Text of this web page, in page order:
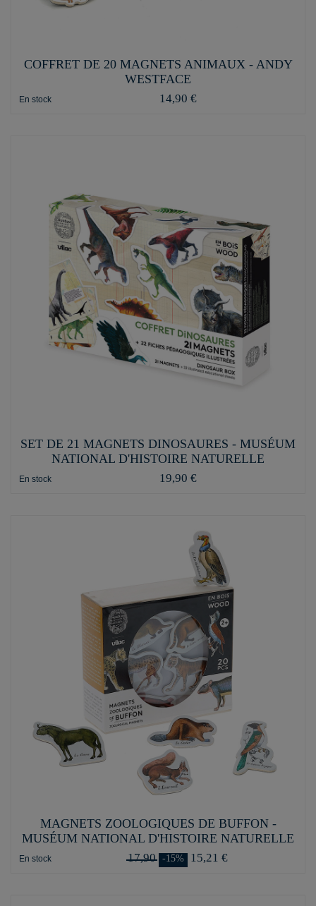
COFFRET DE 20 MAGNETS ANIMAUX - ANDY
WESTFACE
En stock 14,90 €
SET DE 21 MAGNETS DINOSAURES - MUSÉUM
NATIONAL D'HISTOIRE NATURELLE
En stock 19,90 €
MAGNETS ZOOLOGIQUES DE BUFFON -
MUSÉUM NATIONAL D'HISTOIRE NATURELLE
En stock 17,90 -15% 15,21 €